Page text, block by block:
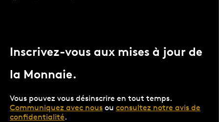
Inscrivez-vous aux mises à jour de
la Monnaie.
Vous pouvez vous désinscrire en tout temps.
Communiquez avec nous ou consultez notre avis de
confidentialité.